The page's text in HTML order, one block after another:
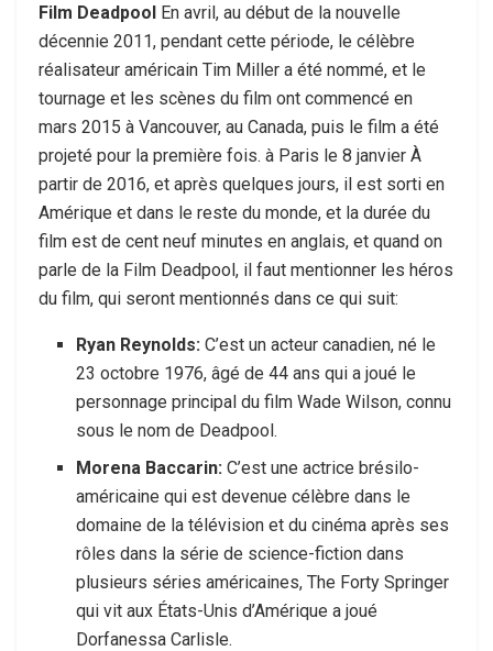
Film Deadpool En avril, au début de la nouvelle
décennie 2011, pendant cette période, le célèbre
réalisateur américain Tim Miller a été nommé, et le
tournage et les scènes du film ont commencé en
mars 2015 à Vancouver, au Canada, puis le film a été
projeté pour la première fois. à Paris le 8 janvier À
partir de 2016, et après quelques jours, il est sorti en
Amérique et dans le reste du monde, et la durée du
film est de cent neuf minutes en anglais, et quand on
parle de la Film Deadpool, il faut mentionner les héros
du film, qui seront mentionnés dans ce qui suit:
Ryan Reynolds: C’est un acteur canadien, né le
23 octobre 1976, âgé de 44 ans qui a joué le
personnage principal du film Wade Wilson, connu
sous le nom de Deadpool.
Morena Baccarin: C’est une actrice brésilo-
américaine qui est devenue célèbre dans le
domaine de la télévision et du cinéma après ses
rôles dans la série de science-fiction dans
plusieurs séries américaines, The Forty Springer
qui vit aux États-Unis d’Amérique a joué
Dorfanessa Carlisle.